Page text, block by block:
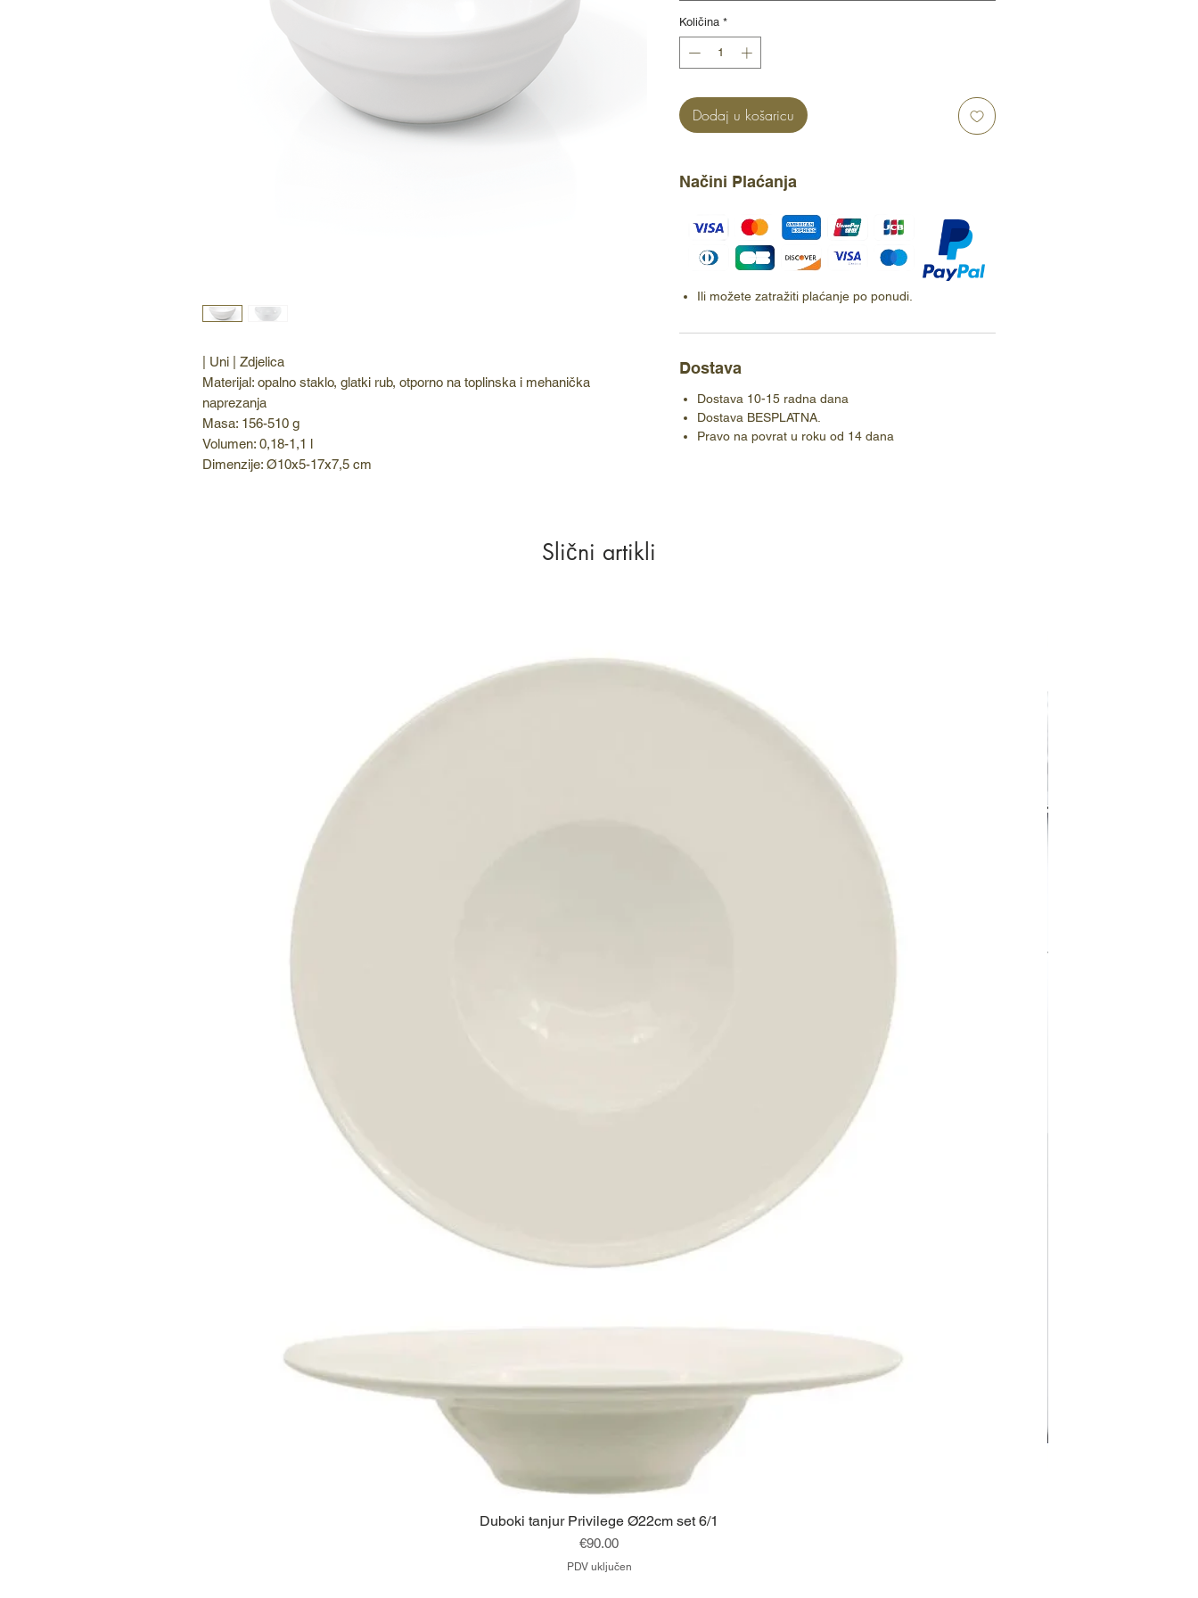
| Uni | Zdjelica
Materijal: opalno staklo, glatki rub, otporno na toplinska i mehanička
naprezanja
Masa: 156-510 g
Volumen: 0,18-1,1 l
Dimenzije: Ø10x5-17x7,5 cm
Količina *
Dodaj u košaricu
Načini Plaćanja
Ili možete zatražiti plaćanje po ponudi.
Dostava
Dostava 10-15 radna dana
Dostava BESPLATNA.
Pravo na povrat u roku od 14 dana
Slični artikli
Brzi pregled
Duboki tanjur Privilege Ø22cm set 6/1
Cijena
€90.00
PDV uključen